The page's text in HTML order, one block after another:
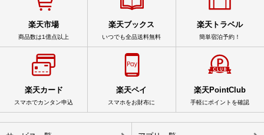
楽天市場
商品数は1億点以上
楽天ブックス
いつでも全品送料無料
楽天トラベル
簡単宿泊予約！
楽天カード
スマホでカンタン申込
楽天ペイ
スマホをお財布に
楽天PointClub
手軽にポイントを確認